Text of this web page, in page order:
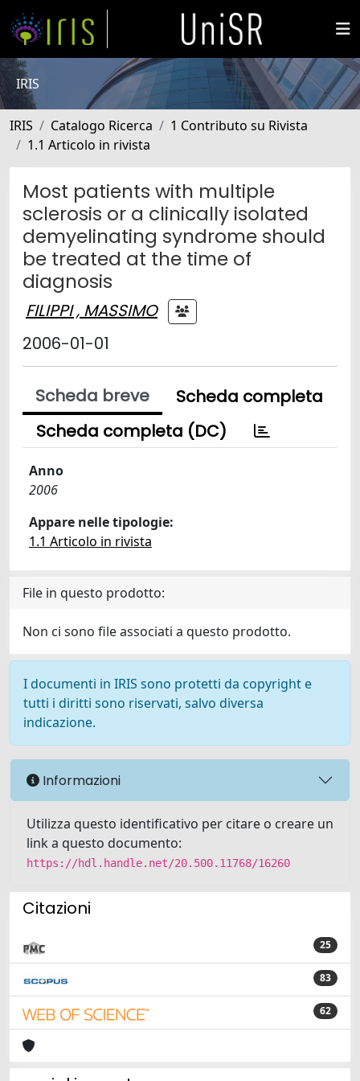
IRIS
IRIS Catalogo Ricerca
1 Contributo su Rivista
1.1 Articolo in rivista
Most patients with multiple
sclerosis or a clinically isolated
demyelinating syndrome should
be treated at the time of
diagnosis
FILIPPI , MASSIMO
2006-01-01
Scheda breve
Scheda completa
Scheda completa (DC)
Anno
2006
Appare nelle tipologie:
1.1 Articolo in rivista
File in questo prodotto:
Non ci sono file associati a questo prodotto.
I documenti in IRIS sono protetti da copyright e
tutti i diritti sono riservati, salvo diversa
indicazione.
Informazioni
Utilizza questo identificativo per citare o creare un
link a questo documento:
https://hdl.handle.net/20.500.11768/16260
Citazioni
25
83
62